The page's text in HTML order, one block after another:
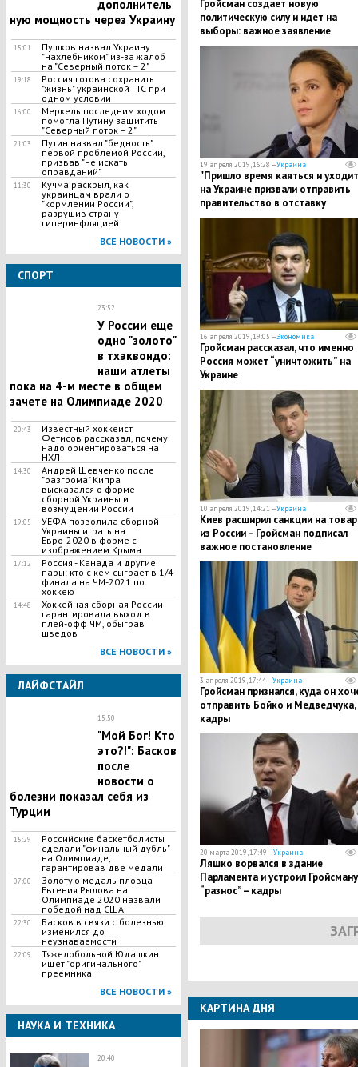
дополнитель
ную мощность через Украину
15:01
Пушков назвал Украину
"нахлебником" из-за жалоб
на "Северный поток – 2"
19:18
Россия готова сохранить
"жизнь" украинской ГТС при
одном условии
16:00
Меркель последним ходом
помогла Путину защитить
"Северный поток – 2"
21:03
Путин назвал "бедность"
первой проблемой России,
призвав "не искать
оправданий"
11:30
Кучма раскрыл, как
украинцам врали о
"кормлении России",
разрушив страну
гиперинфляцией
ВСЕ НОВОСТИ »
СПОРТ
23:52
У России еще
одно "золото"
в тхэквондо:
наши атлеты
пока на 4-м месте в общем
зачете на Олимпиаде 2020
20:43
Известный хоккеист
Фетисов рассказал, почему
надо ориентироваться на
НХЛ
14:30
Андрей Шевченко после
"разгрома" Кипра
высказался о форме
сборной Украины и
возмущении России
19:05
УЕФА позволила сборной
Украины играть на
Евро-2020 в форме с
изображением Крыма
17:12
Россия - Канада и другие
пары: кто с кем сыграет в 1/4
финала на ЧМ-2021 по
хоккею
14:48
Хоккейная сборная России
гарантировала выход в
плей-офф ЧМ, обыграв
шведов
ВСЕ НОВОСТИ »
ЛАЙФСТАЙЛ
15:50
​"Мой Бог! Кто
это?!": Басков
после
новости о
болезни показал себя из
Турции
15:29
​Российские баскетболисты
сделали "финальный дубль"
на Олимпиаде,
гарантировав две медали
07:00
Золотую медаль пловца
Евгения Рылова на
Олимпиаде 2020 назвали
победой над США
22:30
Басков в связи с болезнью
изменился до
неузнаваемости
22:09
Тяжелобольной Юдашкин
ищет "оригинального"
преемника
ВСЕ НОВОСТИ »
НАУКА И ТЕХНИКА
20:40
Гройсман создает новую
политическую силу и идет на
выборы: важное заявление
премьера Украины
19 апреля 2019, 16:28 —Украина
"Пришло время каяться и
на Украине призвали отправить
правительство в отставку
16 апреля 2019, 19:05 —Экономика
Гройсман рассказал, что именно
Россия может “уничтожить” на
Украине
10 апреля 2019, 14:21 —Украина
​Киев расширил санкции на
из России – Гройсман подписал
важное постановление
3 апреля 2019, 17:44 —Украина
Гройсман признался, куда он
отправить Бойко и Медведчука,
кадры
20 марта 2019, 17:49 —Украина
Ляшко ворвался в здание
Парламента и устроил Гройсману
“разнос” – кадры
КАРТИНА ДНЯ